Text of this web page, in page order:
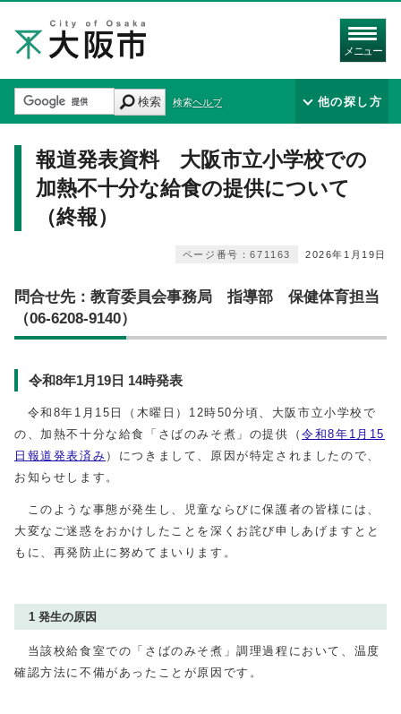
メニュー
検索 検索ヘルプ 他の探し方
報道発表資料 大阪市立小学校での
加熱不十分な給食の提供について
（終報）
2026年1月19日
ページ番号：671163
問合せ先：教育委員会事務局 指導部 保健体育担当
（06-6208-9140）
令和8年1月19日 14時発表
令和8年1月15日（木曜日）12時50分頃、大阪市立小学校で
の、加熱不十分な給食「さばのみそ煮」の提供（令和8年1月15
日報道発表済み ）につきまして、原因が特定されましたので、
お知らせします。
このような事態が発生し、児童ならびに保護者の皆様には、
大変なご迷惑をおかけしたことを深くお詫び申しあげますとと
もに、再発防止に努めてまいります。
1 発生の原因
当該校給食室での「さばのみそ煮」調理過程において、温度
確認方法に不備があったことが原因です。